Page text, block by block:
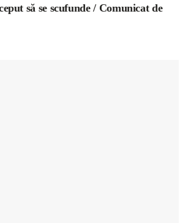
să se scufunde / Comunicat de